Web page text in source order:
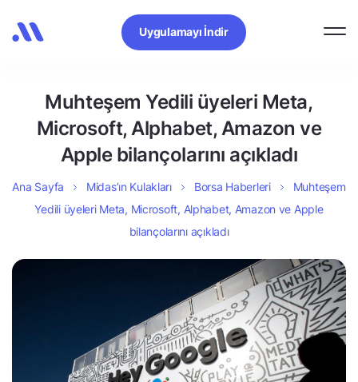
Uygulamayı İndir
Muhteşem Yedili üyeleri Meta,
Microsoft, Alphabet, Amazon ve
Apple bilançolarını açıkladı
Ana Sayfa Midas’ın Kulakları Borsa Haberleri
Muhteşem
Yedili üyeleri Meta, Microsoft, Alphabet, Amazon ve Apple
bilançolarını açıkladı